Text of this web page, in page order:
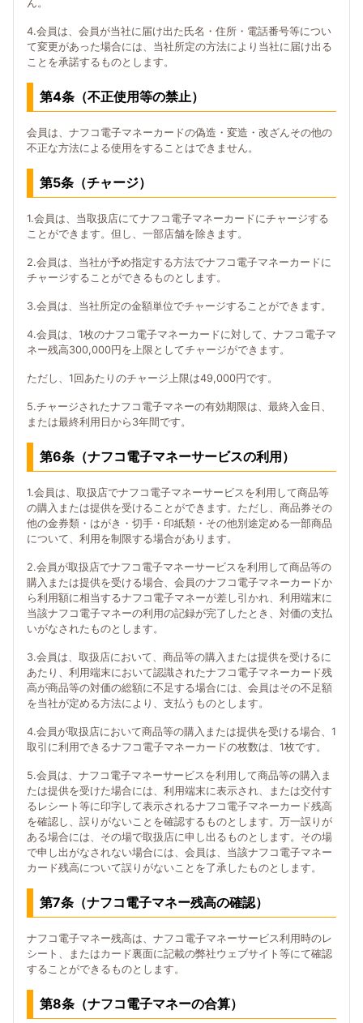
ん。
4.会員は、会員が当社に届け出た氏名・住所・電話番号等につい
て変更があった場合には、当社所定の方法により当社に届け出る
ことを承諾するものとします。
第4条（不正使用等の禁止）
会員は、ナフコ電子マネーカードの偽造・変造・改ざんその他の
不正な方法による使用をすることはできません。
第5条（チャージ）
1.会員は、当取扱店にてナフコ電子マネーカードにチャージする
ことができます。但し、一部店舗を除きます。
2.会員は、当社が予め指定する方法でナフコ電子マネーカードに
チャージすることができるものとします。
3.会員は、当社所定の金額単位でチャージすることができます。
4.会員は、1枚のナフコ電子マネーカードに対して、ナフコ電子マ
ネー残高300,000円を上限としてチャージができます。
ただし、1回あたりのチャージ上限は49,000円です。
5.チャージされたナフコ電子マネーの有効期限は、最終入金日、
または最終利用日から3年間です。
第6条（ナフコ電子マネーサービスの利用）
1.会員は、取扱店でナフコ電子マネーサービスを利用して商品等
の購入または提供を受けることができます。ただし、商品券その
他の金券類・はがき・切手・印紙類・その他別途定める一部商品
について、利用を制限する場合があります。
2.会員が取扱店でナフコ電子マネーサービスを利用して商品等の
購入または提供を受ける場合、会員のナフコ電子マネーカードか
ら利用額に相当するナフコ電子マネーが差し引かれ、利用端末に
当該ナフコ電子マネーの利用の記録が完了したとき、対価の支払
いがなされたものとします。
3.会員は、取扱店において、商品等の購入または提供を受けるに
あたり、利用端末において認識されたナフコ電子マネーカード残
高が商品等の対価の総額に不足する場合には、会員はその不足額
を当社が定める方法により、支払うものとします。
4.会員が取扱店において商品等の購入または提供を受ける場合、1
取引に利用できるナフコ電子マネーカードの枚数は、1枚です。
5.会員は、ナフコ電子マネーサービスを利用して商品等の購入ま
たは提供を受けた場合には、利用端末に表示され、または交付す
るレシート等に印字して表示されるナフコ電子マネーカード残高
を確認し、誤りがないことを確認するものとします。万一誤りが
ある場合には、その場で取扱店に申し出るものとします。その場
で申し出がなされない場合には、会員は、当該ナフコ電子マネー
カード残高について誤りがないことを了承したものとします。
第7条（ナフコ電子マネー残高の確認）
ナフコ電子マネー残高は、ナフコ電子マネーサービス利用時のレ
シート、またはカード裏面に記載の弊社ウェブサイト等にて確認
することができるものとします。
第8条（ナフコ電子マネーの合算）